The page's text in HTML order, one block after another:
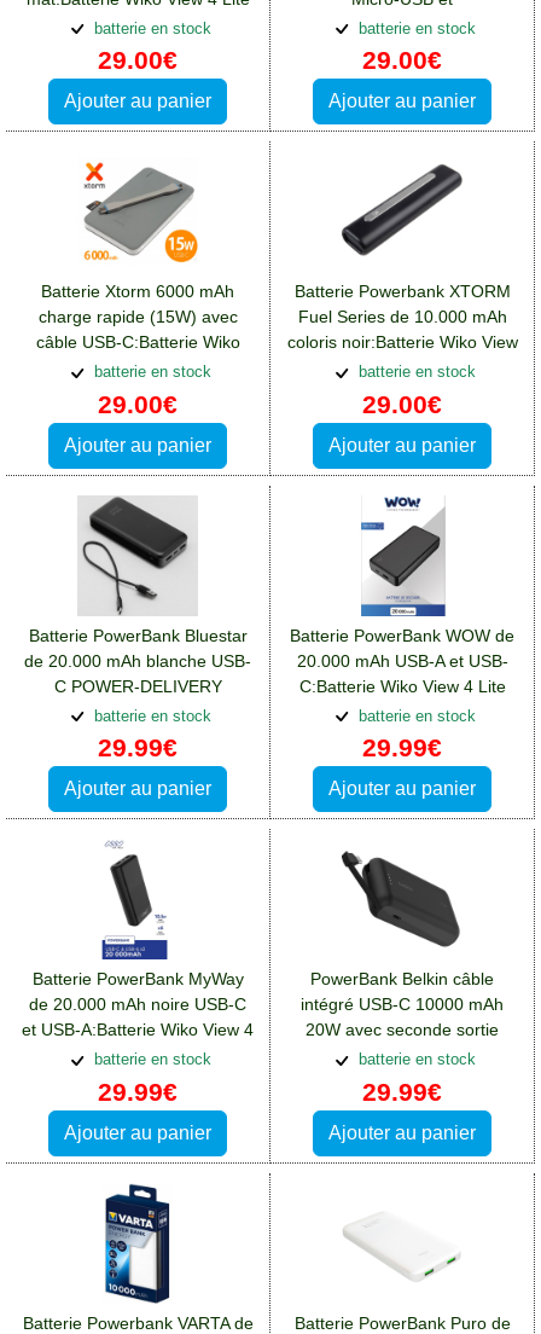
batterie en stock
29.00€
Ajouter au panier
Induction:Batterie Wiko View 4
Lite
batterie en stock
29.00€
Ajouter au panier
Batterie Xtorm 6000 mAh
charge rapide (15W) avec
câble USB-C:Batterie Wiko
View 4 Lite
batterie en stock
29.00€
Ajouter au panier
Batterie Powerbank XTORM
Fuel Series de 10.000 mAh
coloris noir:Batterie Wiko View
4 Lite
batterie en stock
29.00€
Ajouter au panier
Batterie PowerBank Bluestar
de 20.000 mAh blanche USB-
C POWER-DELIVERY
10W:Batterie Wiko View 4 Lite
batterie en stock
29.99€
Ajouter au panier
Batterie PowerBank WOW de
20.000 mAh USB-A et USB-
C:Batterie Wiko View 4 Lite
batterie en stock
29.99€
Ajouter au panier
Batterie PowerBank MyWay
de 20.000 mAh noire USB-C
et USB-A:Batterie Wiko View 4
Lite
batterie en stock
29.99€
Ajouter au panier
PowerBank Belkin câble
intégré USB-C 10000 mAh
20W avec seconde sortie
USB-C:Batterie Wiko View 4
Lite
batterie en stock
29.99€
Ajouter au panier
Batterie Powerbank VARTA de
Batterie PowerBank Puro de